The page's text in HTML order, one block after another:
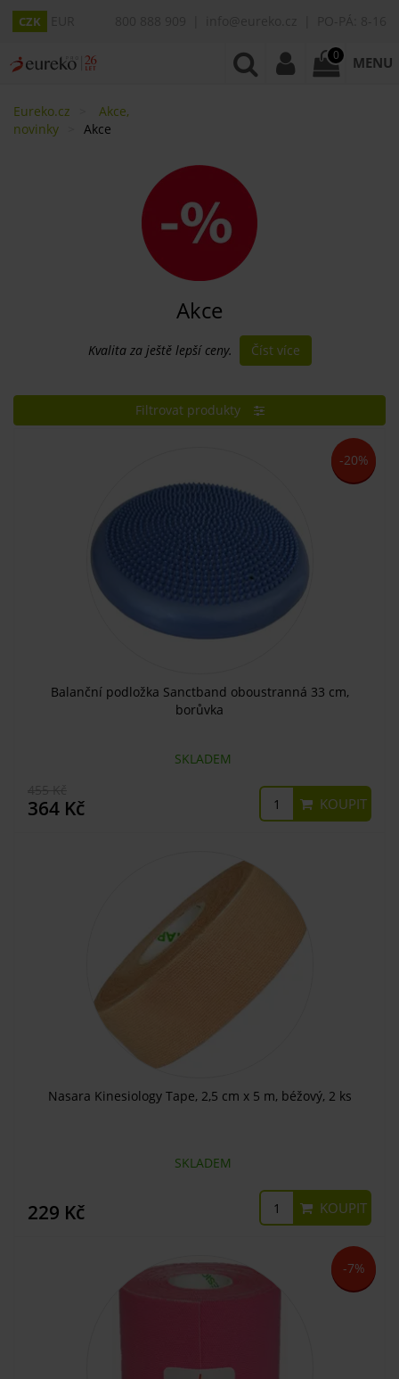
CZK
0 MENU
Eureko.cz
Akce,
novinky
Akce
Akce
​Kvalita za ještě lepší ceny. Číst více
Filtrovat produkty
-20%
Balanční podložka Sanctband oboustranná 33 cm,
borůvka
SKLADEM
364 Kč KOUPIT
Nasara Kinesiology Tape, 2,5 cm x 5 m, béžový, 2 ks
SKLADEM
229 Kč KOUPIT
-7%